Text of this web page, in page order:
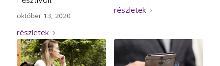
október 13, 2020
részletek
részletek